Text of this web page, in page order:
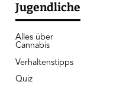
Jugendliche
Alles über
Cannabis
Verhaltenstipps
Quiz